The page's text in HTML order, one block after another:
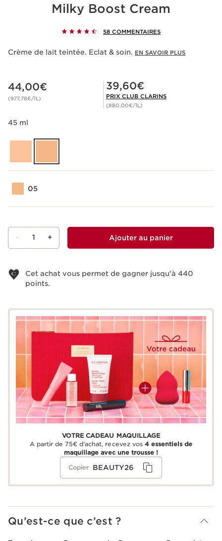
Milky Boost Cream
58 COMMENTAIRES
Crème de lait teintée. Eclat & soin. EN SAVOIR PLUS
Nouveau prix 44,00€
44,00€
(977,78€/1L)
Prix Club Clarins 39,60€
39,60€
PRIX CLUB CLARINS
(880,00€/1L)
45 ml
05
- 1 + Ajouter au panier
Cet achat vous permet de gagner jusqu'à 440
points.
VOTRE CADEAU MAQUILLAGE
A partir de 75€ d'achat, recevez vos 4 essentiels de
maquillage avec une trousse !
Copier BEAUTY26
Qu’est-ce que c’est ?